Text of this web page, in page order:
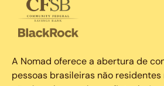
A Nomad oferece a abertura de
pessoas brasileiras não residentes